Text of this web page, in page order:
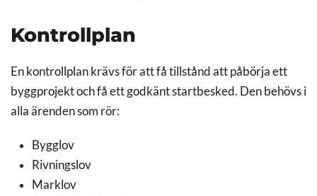
Kontrollplan
En kontrollplan krävs för att få tillstånd att påbörja ett
byggprojekt och få ett godkänt startbesked. Den behövs i
alla ärenden som rör:
Bygglov
Rivningslov
Marklov